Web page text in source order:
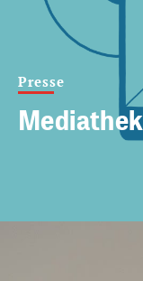
Presse
Mediathek